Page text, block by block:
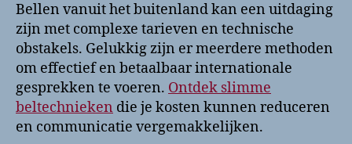
Bellen vanuit het buitenland kan een uitdaging
zijn met complexe tarieven en technische
obstakels. Gelukkig zijn er meerdere methoden
om effectief en betaalbaar internationale
gesprekken te voeren. Ontdek slimme
beltechnieken die je kosten kunnen reduceren
en communicatie vergemakkelijken.